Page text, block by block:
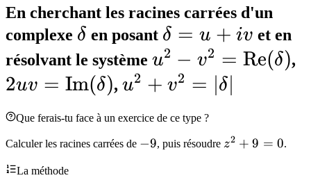
En cherchant les racines carrées d'un
complexe \delta
δ en posant \delta
= u +
iv
δ = u + iv et en
résolvant le système u^2 - v^2 =
\mathrm{Re}
u2 − v2 = Re(δ),
2uv = Im(δ),u^2 +
v^2 =
|\delta|
u2 + v2 = ∣δ∣
Que ferais-tu face à un exercice de ce type ?
Calculer les racines carrées de -9
−9, puis résoudre z^2
z2 + 9 = 0.
La méthode